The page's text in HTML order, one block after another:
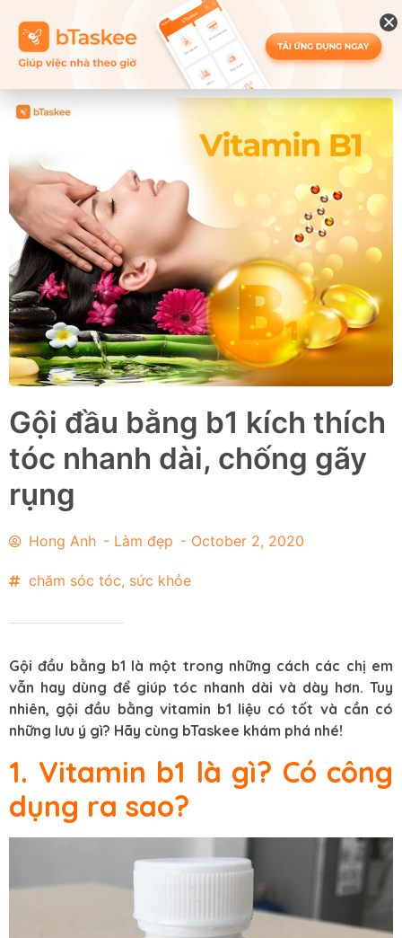
Gội đầu bằng b1 kích thích
tóc nhanh dài, chống gãy
rụng
Hong Anh - Làm đẹp - October 2, 2020
chăm sóc tóc, sức khỏe
Gội đầu bằng b1 là một trong những cách các chị em
vẫn hay dùng để giúp tóc nhanh dài và dày hơn. Tuy
nhiên, gội đầu bằng vitamin b1 liệu có tốt và cần có
những lưu ý gì? Hãy cùng bTaskee khám phá nhé!
1. Vitamin b1 là gì? Có công
dụng ra sao?